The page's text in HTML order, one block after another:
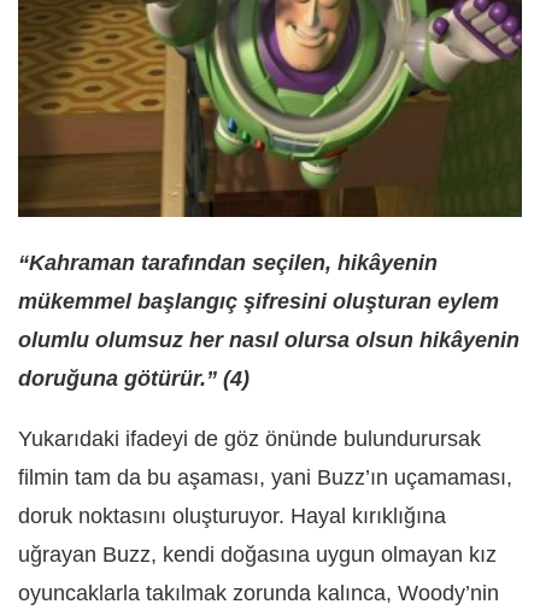
“Kahraman tarafından seçilen, hikâyenin
mükemmel başlangıç şifresini oluşturan eylem
olumlu olumsuz her nasıl olursa olsun hikâyenin
doruğuna götürür.” (4)
Yukarıdaki ifadeyi de göz önünde bulundurursak
filmin tam da bu aşaması, yani Buzz’ın uçamaması,
doruk noktasını oluşturuyor. Hayal kırıklığına
uğrayan Buzz, kendi doğasına uygun olmayan kız
oyuncaklarla takılmak zorunda kalınca, Woody’nin